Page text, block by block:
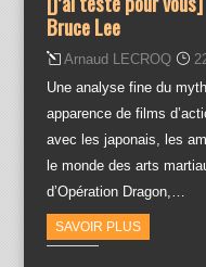
Bruce Lee
Arnaud LECROQ
Une analyse fine du
apparence de films
avec les japonais, les
le monde des arts
d’Opération Dragon,…
SAVOIR PLUS